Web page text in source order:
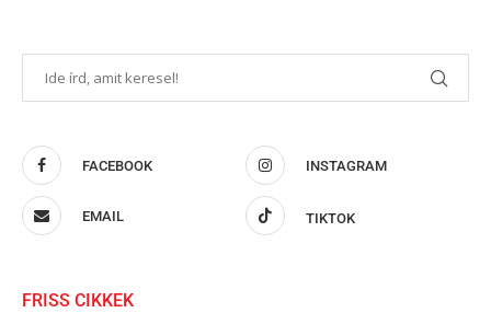
FACEBOOK INSTAGRAM
EMAIL TIKTOK
FRISS CIKKEK